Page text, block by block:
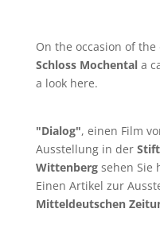
On the occasion of
Schloss Mochentala
a look here.
"Dialog", einen Film
Ausstellung in der
Wittenbergsehen Sie
Einen Artikel zur
Mitteldeutschen